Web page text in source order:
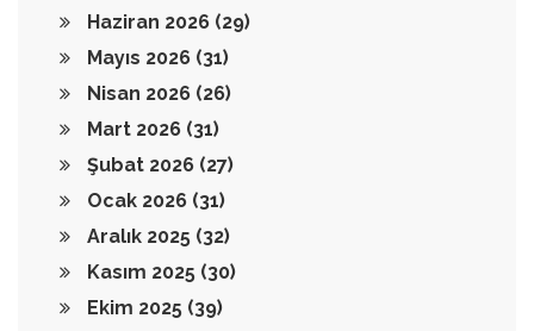
Haziran 2026 (29)
Mayıs 2026 (31)
Nisan 2026 (26)
Mart 2026 (31)
Şubat 2026 (27)
Ocak 2026 (31)
Aralık 2025 (32)
Kasım 2025 (30)
Ekim 2025 (39)